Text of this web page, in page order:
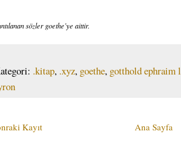
sözler goethe'ye aittir.
.kitap, .xyz, goethe, gotthold ephraim
Kayıt Ana Sayfa